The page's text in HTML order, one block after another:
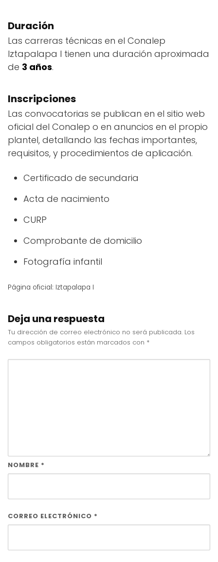
Duración
Las carreras técnicas en el Conalep
Iztapalapa I tienen una duración aproximada
de 3 años.
Inscripciones
Las convocatorias se publican en el sitio web
oficial del Conalep o en anuncios en el propio
plantel, detallando las fechas importantes,
requisitos, y procedimientos de aplicación.
Certificado de secundaria
Acta de nacimiento
CURP
Comprobante de domicilio
Fotografía infantil
Página oficial: Iztapalapa I
Deja una respuesta
Tu dirección de correo electrónico no será publicada. Los
campos obligatorios están marcados con *
NOMBRE *
CORREO ELECTRÓNICO *